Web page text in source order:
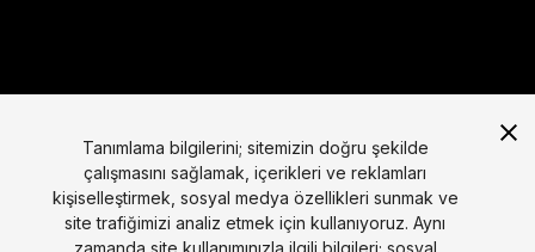
Tanımlama bilgilerini; sitemizin doğru şekilde
çalışmasını sağlamak, içerikleri ve reklamları
kişiselleştirmek, sosyal medya özellikleri sunmak ve
site trafiğimizi analiz etmek için kullanıyoruz. Aynı
zamanda site kullanımınızla ilgili bilgileri; sosyal